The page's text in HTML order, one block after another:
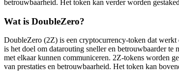
betrouwbaarheid. Het token kan verder worden
Wat is DoubleZero?
DoubleZero (2Z) is een cryptocurrency-token dat
is het doel om datarouting sneller en betrouwbaarder
met elkaar kunnen communiceren. 2Z-tokens worden
van prestaties en betrouwbaarheid. Het token kan